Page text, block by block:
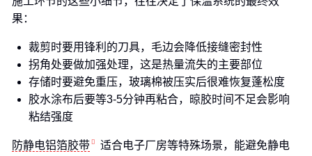
果：
裁剪时要用锋利的刀具，毛边会降低接缝密封性
拐角处要做加强处理，这是热量流失的主要部位
存储时要避免重压，玻璃棉被压实后很难恢复蓬松度
胶水涂布后要等3-5分钟再粘合，晾胶时间不足会影响
粘结强度
防静电铝箔胶带
适合电子厂房等特殊场景，能避免静电